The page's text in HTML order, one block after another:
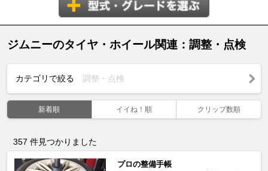
ジムニーのタイヤ・ホイール関連：調整・点検
カテゴリで絞る 調整・点検
新着順 イイね！順 クリップ数順
357 件見つかりました
プロの整備手帳